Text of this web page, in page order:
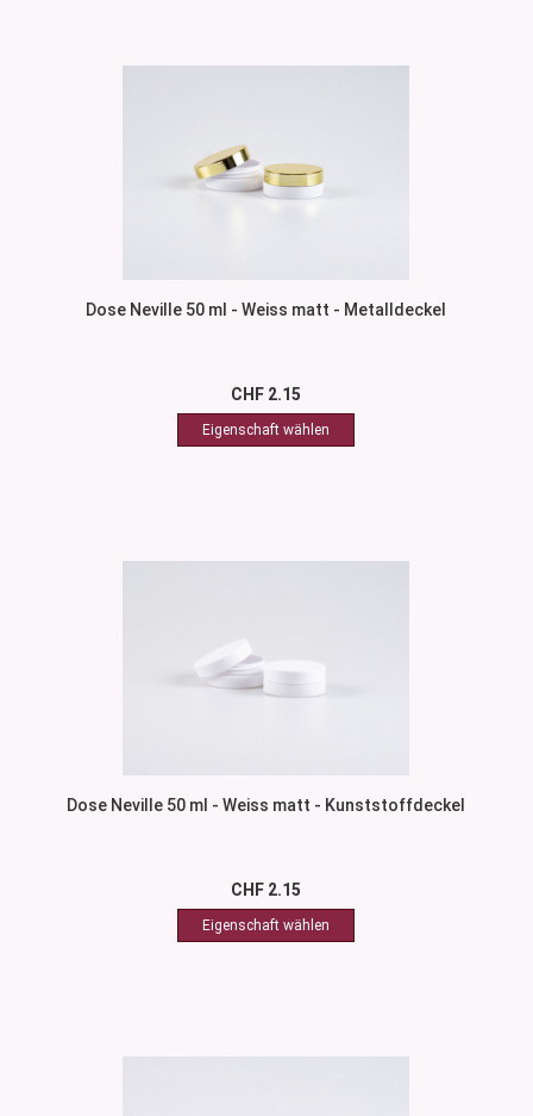
Dose Neville 50 ml - Weiss matt - Metalldeckel
CHF 2.15
Dose Neville 50 ml - Weiss matt - Kunststoffdeckel
CHF 2.15